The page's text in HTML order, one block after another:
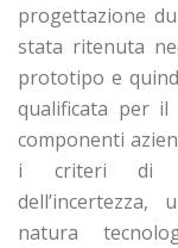
progettazione
stata ritenuta
prototipo e
qualificata per il
componenti
i criteri di
natura